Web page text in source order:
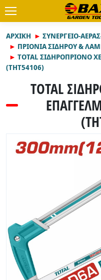
ΑΡΧΙΚΉ
ΣΥΝΕΡΓΕΙΟ-
ΠΡΙΟΝΙΑ ΣΙΔΗΡΟΥ &
TOTAL ΣΙΔΗΡΟΠΡΙΟΝΟ
(THT54106)
TOTAL